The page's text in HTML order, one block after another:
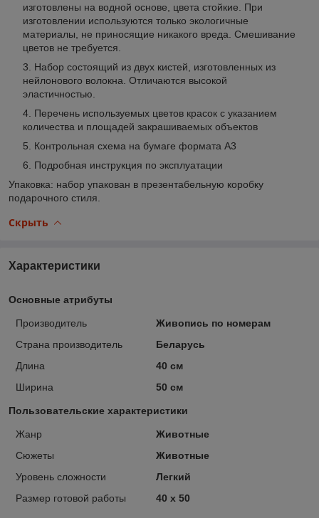
изготовлены на водной основе, цвета стойкие. При
изготовлении используются только экологичные
материалы, не приносящие никакого вреда. Смешивание
цветов не требуется.
Набор состоящий из двух кистей, изготовленных из
нейлонового волокна. Отличаются высокой
эластичностью.
Перечень используемых цветов красок с указанием
количества и площадей закрашиваемых объектов
Контрольная схема на бумаге формата А3
Подробная инструкция по эксплуатации
Упаковка: набор упакован в презентабельную коробку
подарочного стиля.
Скрыть
Характеристики
Основные атрибуты
Производитель
Живопись по номерам
Страна производитель
Беларусь
Длина
40 см
Ширина
50 см
Пользовательские характеристики
Жанр
Животные
Сюжеты
Животные
Уровень сложности
Легкий
Размер готовой работы
40 x 50